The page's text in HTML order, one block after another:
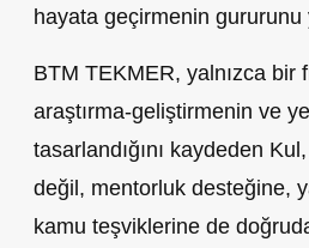
hayata geçirmenin gururunu
BTM TEKMER, yalnızca
araştırma-geliştirmenin ve
tasarlandığını kaydeden
değil, mentorluk desteğine,
kamu teşviklerine de